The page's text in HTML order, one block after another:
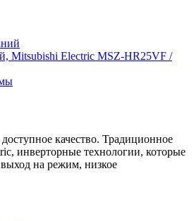
Mitsubishi Electric MSZ-HR25VF /
качество. Традиционное
инверторные технологии, которые
на режим, низкое